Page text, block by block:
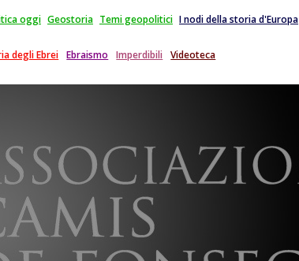
oggi Geostoria Temi geopolitici I nodi della storia d'Europa
degli Ebrei Ebraismo Imperdibili Videoteca